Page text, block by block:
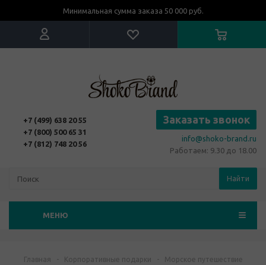
Минимальная сумма заказа 50 000 руб.
+7 (499) 638 20 55
+7 (800) 500 65 31
+7 (812) 748 20 56
Заказать звонок
info@shoko-brand.ru
Работаем: 9.30 до 18.00
Найти
МЕНЮ
Главная - Корпоративные подарки - Морское путешествие